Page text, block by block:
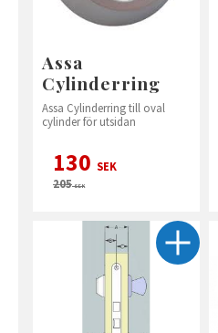
Assa
Cylinderring
Assa Cylinderring till oval
cylinder för utsidan
130 SEK
205SEK